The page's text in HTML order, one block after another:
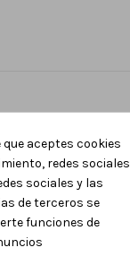
aceptes cookies
redes sociales
sociales y las
de terceros se
funciones de